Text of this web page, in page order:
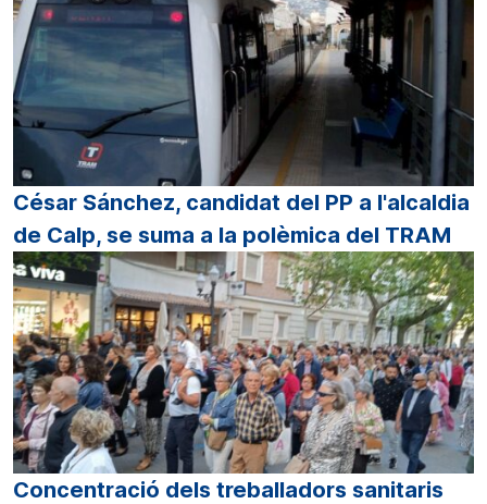
César Sánchez, candidat del PP a l'alcaldia
de Calp, se suma a la polèmica del TRAM
Concentració dels treballadors sanitaris